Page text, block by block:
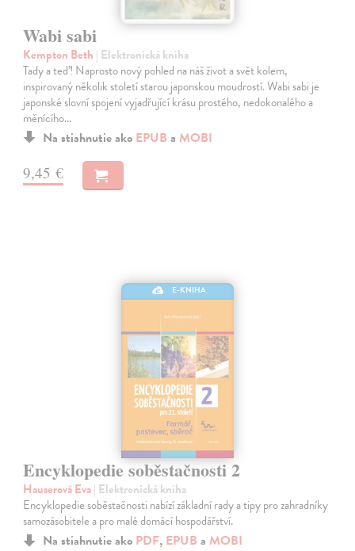
Wabi sabi
Kempton Beth | Elektronická kniha
Tady a teď! Naprosto nový pohled na náš život a svět kolem,
inspirovaný několik století starou japonskou moudrostí. Wabi sabi je
japonské slovní spojení vyjadřující krásu prostého, nedokonalého a
měnícího…
Na stiahnutie ako EPUB a MOBI
9,45 €
E-KNIHA
Encyklopedie soběstačnosti 2
Hauserová Eva| Elektronická kniha
Encyklopedie soběstačnosti nabízí základní rady a tipy pro zahradníky
samozásobitele a pro malé domácí hospodářství.
Na stiahnutie ako PDF, EPUB a MOBI